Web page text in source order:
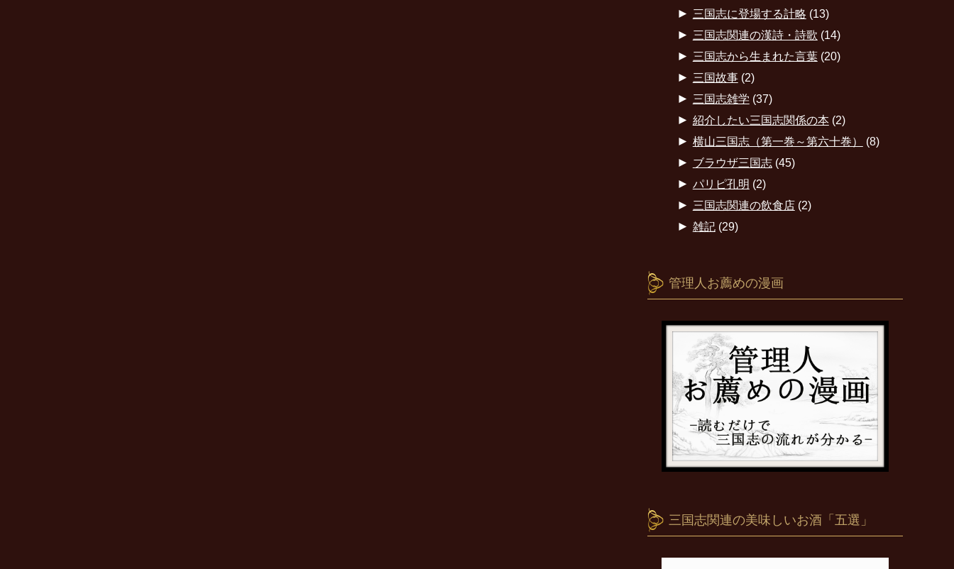
► 三国志に登場する計略 (13)
► 三国志関連の漢詩・詩歌 (14)
► 三国志から生まれた言葉(20)
► 三国故事(2)
► 三国志雑学 (37)
► 紹介したい三国志関係の本(2)
► 横山三国志（第一巻～第六十巻） (8)
► ブラウザ三国志(45)
► パリピ孔明 (2)
► 三国志関連の飲食店(2)
► 雑記(29)
管理人お薦めの漫画
三国志関連の美味しいお酒「五選」